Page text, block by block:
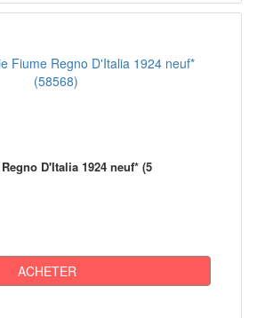
D'Italia 1924 neuf* (5
ACHETER